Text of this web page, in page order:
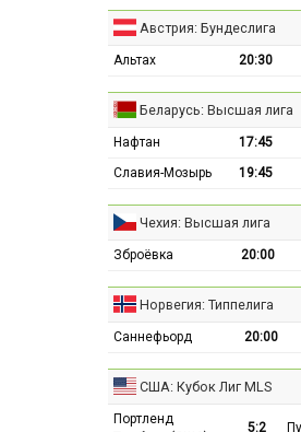
Австрия: Бундеслига
Альтах 20:30
Беларусь: Высшая лига
Нафтан 17:45
Славия-Мозырь
19:45
Чехия: Высшая лига
Зброёвка 20:00
Норвегия: Типпелига
Саннефьорд 20:00
США: Кубок Лиг MLS
Портленд
5:2